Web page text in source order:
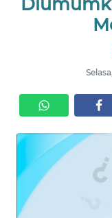
SERBA-
SERBI
OPINI
Informasi